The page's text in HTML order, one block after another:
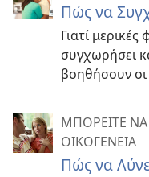
Πώς να
Γιατί
συγχωρήσει
βοηθήσουν
ΜΠΟΡΕΙΤΕ ΝΑ
ΟΙΚΟΓΕΝΕΙΑ
Πώς να